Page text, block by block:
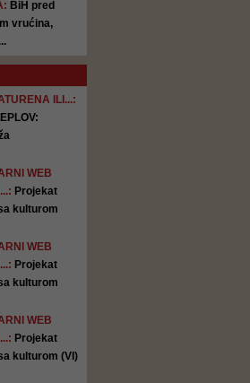
BiH pred
vrućina,
ILI...:
WEB
Projekat
kulturom
WEB
Projekat
kulturom
WEB
Projekat
kulturom (VI)